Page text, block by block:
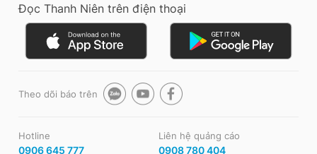
Đọc Thanh Niên trên điện thoại
Theo dõi báo trên
Hotline
0906 645 777
Liên hệ quảng cáo
0908 780 404